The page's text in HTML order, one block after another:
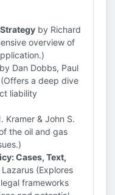
by Richard
overview of
by Dan Dobbs, Paul
a deep dive
liability
Kramer & John S.
the oil and gas
Cases, Text,
(Explores
frameworks